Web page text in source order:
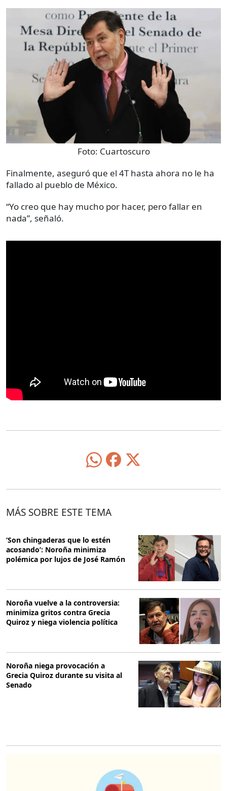
Foto: Cuartoscuro
Finalmente, aseguró que el 4T hasta ahora no le ha
fallado al pueblo de México.
“Yo creo que hay mucho por hacer, pero fallar en
nada”, señaló.
MÁS SOBRE ESTE TEMA
‘Son chingaderas que lo estén
acosando’: Noroña minimiza
polémica por lujos de José Ramón
Noroña vuelve a la controversia:
minimiza gritos contra Grecia
Quiroz y niega violencia política
Noroña niega provocación a
Grecia Quiroz durante su visita al
Senado